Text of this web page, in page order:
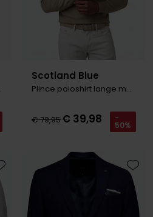
katoen
Scotland Blue
Plince poloshirt lange mouw bruin
€ 79,95€ 39,98 -
50%
aan favorieten